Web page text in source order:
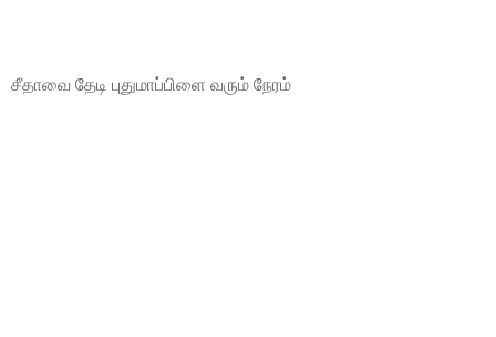
சீதாவை தேடி புதுமாப்பிளை வரும் நேரம்